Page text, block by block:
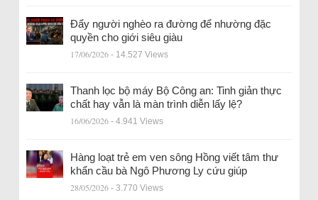
Đẩy người nghèo ra đường để nhường đặc
quyền cho giới siêu giàu
17/06/2026 - 14.527 Views
Thanh lọc bộ máy Bộ Công an: Tinh giản thực
chất hay vẫn là màn trình diễn lấy lệ?
16/06/2026 - 4.941 Views
Hàng loạt trẻ em ven sông Hồng viết tâm thư
khẩn cầu bà Ngô Phương Ly cứu giúp
28/05/2026 - 3.770 Views